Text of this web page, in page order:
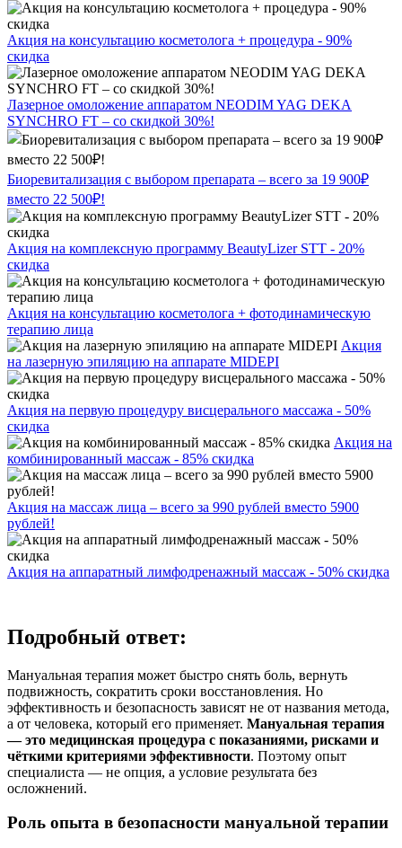
Акция на консультацию косметолога + процедура - 90%
скидка
Лазерное омоложение аппаратом NEODIM YAG DEKA
SYNCHRO FT – со скидкой 30%!
Биоревитализация с выбором препарата – всего за 19 900₽
вместо 22 500₽!
Акция на комплексную программу BeautyLizer STT - 20%
скидка
Акция на консультацию косметолога + фотодинамическую
терапию лица
Акция
на лазерную эпиляцию на аппарате MIDEPI
Акция на первую процедуру висцерального массажа - 50%
скидка
Акция на
комбинированный массаж - 85% скидка
Акция на массаж лица – всего за 990 рублей вместо 5900
рублей!
Акция на аппаратный лимфодренажный массаж - 50% скидка
Подробный ответ:
Мануальная терапия может быстро снять боль, вернуть
подвижность, сократить сроки восстановления. Но
эффективность и безопасность зависят не от названия метода,
а от человека, который его применяет. Мануальная терапия
— это медицинская процедура с показаниями, рисками и
чёткими критериями эффективности. Поэтому опыт
специалиста — не опция, а условие результата без
осложнений.
Роль опыта в безопасности мануальной терапии